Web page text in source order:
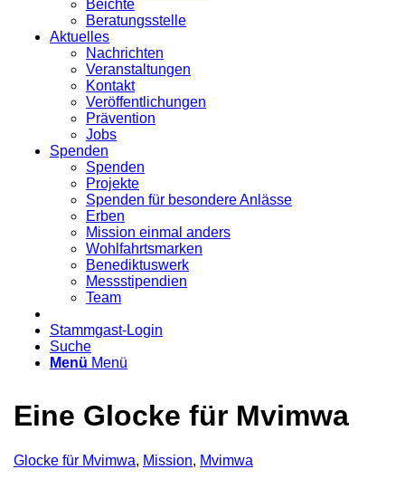
Beichte
Beratungsstelle
Aktuelles
Nachrichten
Veranstaltungen
Kontakt
Veröffentlichungen
Prävention
Jobs
Spenden
Spenden
Projekte
Spenden für besondere Anlässe
Erben
Mission einmal anders
Wohlfahrtsmarken
Benediktuswerk
Messstipendien
Team
Stammgast-Login
Suche
Menü Menü
Eine Glocke für Mvimwa
Glocke für Mvimwa, Mission, Mvimwa